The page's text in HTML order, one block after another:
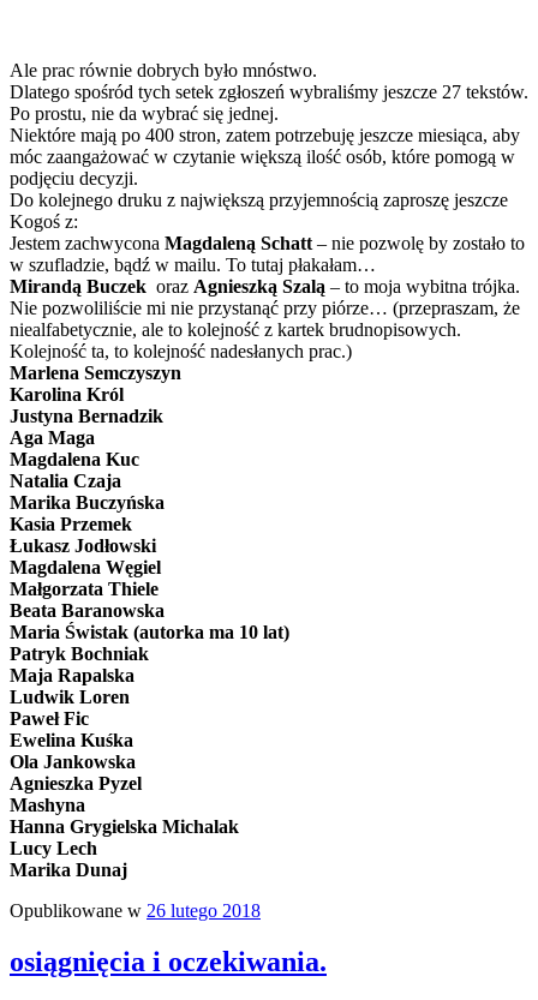
Ale prac równie dobrych było mnóstwo.
Dlatego spośród tych setek zgłoszeń wybraliśmy jeszcze 27 tekstów.
Po prostu, nie da wybrać się jednej.
Niektóre mają po 400 stron, zatem potrzebuję jeszcze miesiąca, aby
móc zaangażować w czytanie większą ilość osób, które pomogą w
podjęciu decyzji.
Do kolejnego druku z największą przyjemnością zaproszę jeszcze
Kogoś z:
Jestem zachwycona Magdaleną Schatt – nie pozwolę by zostało to
w szufladzie, bądź w mailu. To tutaj płakałam…
Mirandą Buczek oraz Agnieszką Szalą – to moja wybitna trójka.
Nie pozwoliliście mi nie przystanąć przy piórze… (przepraszam, że
niealfabetycznie, ale to kolejność z kartek brudnopisowych.
Kolejność ta, to kolejność nadesłanych prac.)
Marlena Semczyszyn
Karolina Król
Justyna Bernadzik
Aga Maga
Magdalena Kuc
Natalia Czaja
Marika Buczyńska
Kasia Przemek
Łukasz Jodłowski
Magdalena Węgiel
Małgorzata Thiele
Beata Baranowska
Maria Świstak (autorka ma 10 lat)
Patryk Bochniak
Maja Rapalska
Ludwik Loren
Paweł Fic
Ewelina Kuśka
Ola Jankowska
Agnieszka Pyzel
Mashyna
Hanna Grygielska Michalak
Lucy Lech
Marika Dunaj
Opublikowane w 26 lutego 2018
osiągnięcia i oczekiwania.